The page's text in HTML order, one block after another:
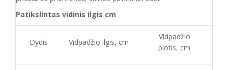
Patikslintas vidinis ilgis cm
Dydis Vidpadžio ilgis, cm
Vidpadžio
plotis, cm